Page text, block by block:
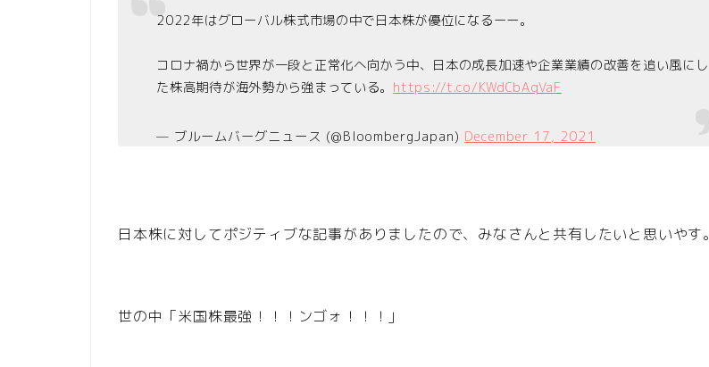
2022年はグローバル株式市場の中で日本株が優位になるーー。
コロナ禍から世界が一段と正常化へ向かう中、日本の成長加速や企業業績の改善を追い風にし
た株高期待が海外勢から強まっている。 https://t.co/KWdCbAqVaF
— ブルームバーグニュース (@BloombergJapan) December 17, 2021
日本株に対してポジティブな記事がありましたので、みなさんと共有したいと思いやす。
世の中「米国株最強！！！ンゴォ！！！」